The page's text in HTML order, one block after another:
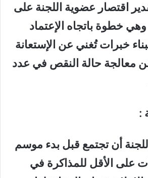
اقتصار عضوية اللجنة على
خطوة باتجاه الإعتماد
خبرات تُغني عن الإستعانة
معالجة حالة النقص في عدد
:
أن تجتمع قبل بدء موسم
على الأقل للمذاكرة في